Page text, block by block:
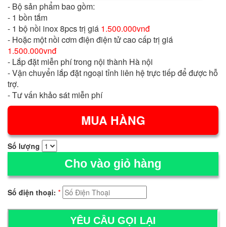
- Bộ sản phẩm bao gồm:
- 1 bồn tắm
- 1 bộ nồi inox 8pcs trị giá 1.500.000vnđ
- Hoặc một nồi cơm điện điện tử cao cấp trị giá
1.500.000vnđ
- Lắp đặt miễn phí trong nội thành Hà nội
- Vận chuyển lắp đặt ngoại tỉnh liên hệ trực tiếp để được hỗ
trợ.
- Tư vấn khảo sát miễn phí
Số lượng
Cho vào giỏ hàng
Số điện thoại: *